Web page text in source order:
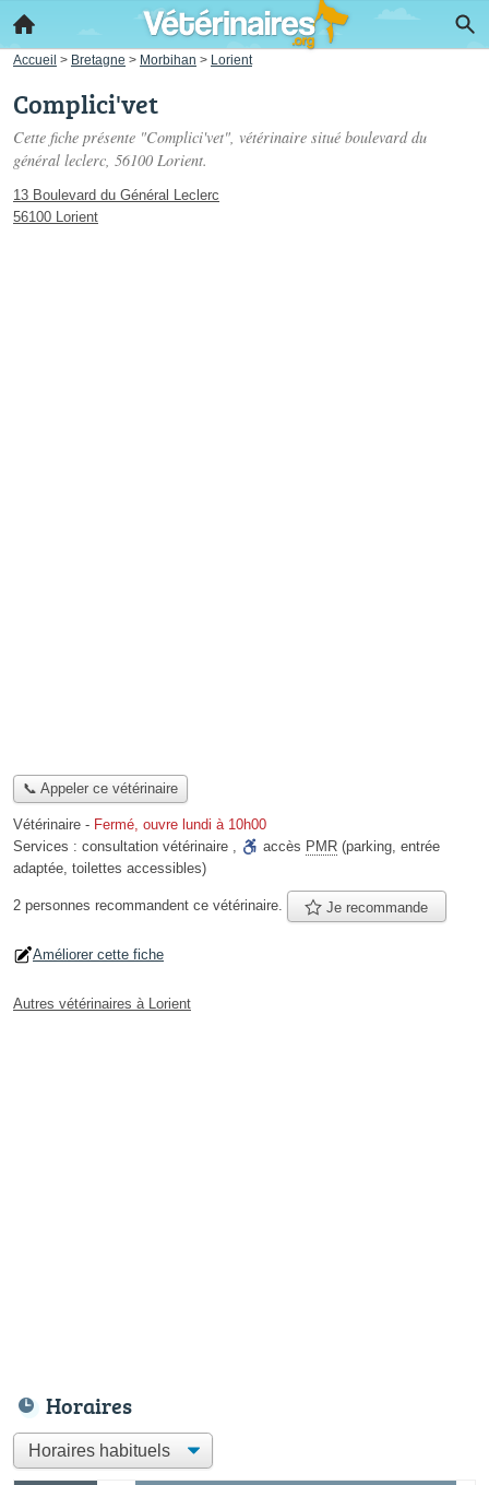
Accueil > Bretagne > Morbihan > Lorient
Complici'vet
Cette fiche présente "Complici'vet", vétérinaire situé boulevard du
général leclerc, 56100 Lorient.
13 Boulevard du Général Leclerc
56100 Lorient
📞 Appeler ce vétérinaire
Vétérinaire - Fermé, ouvre lundi à 10h00
Services : consultation vétérinaire , accès PMR (parking, entrée
adaptée, toilettes accessibles)
2 personnes recommandent ce vétérinaire. Je recommande
Améliorer cette fiche
Autres vétérinaires à Lorient
Horaires